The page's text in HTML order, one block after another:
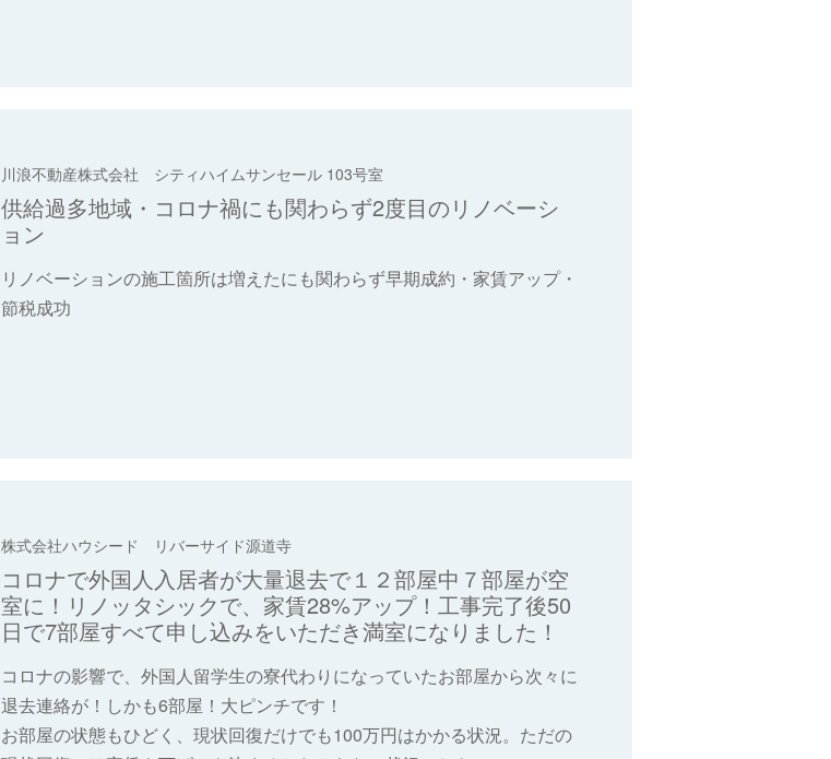
川浪不動産株式会社 シティハイムサンセール 103号室
供給過多地域・コロナ禍にも関わらず2度目のリノベーシ
ョン
リノベーションの施工箇所は増えたにも関わらず早期成約・家賃アップ・
節税成功
株式会社ハウシード リバーサイド源道寺
コロナで外国人入居者が大量退去で１２部屋中７部屋が空
室に！リノッタシックで、家賃28%アップ！工事完了後50
日で7部屋すべて申し込みをいただき満室になりました！
コロナの影響で、外国人留学生の寮代わりになっていたお部屋から次々に
退去連絡が！しかも6部屋！大ピンチです！
お部屋の状態もひどく、現状回復だけでも100万円はかかる状況。ただの